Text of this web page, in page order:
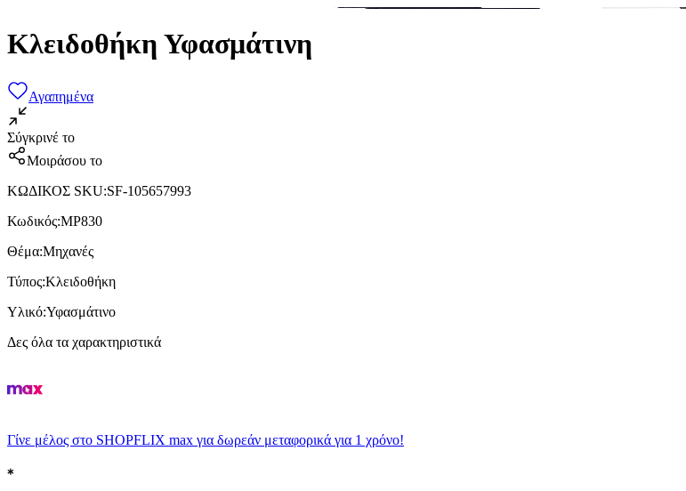
Κλειδοθήκη Υφασμάτινη
Αγαπημένα
Σύγκρινέ το
Μοιράσου το
ΚΩΔΙΚΟΣ SKU:SF-105657993
Κωδικός:MP830
Θέμα:Μηχανές
Τύπος:Κλειδοθήκη
Υλικό:Υφασμάτινο
Δες όλα τα χαρακτηριστικά
Γίνε μέλος στο SHOPFLIX max για δωρεάν μεταφορικά για 1 χρόνο!